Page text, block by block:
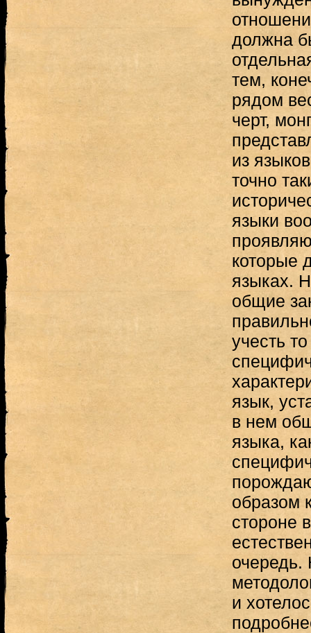
должна
тем,
рядом
черт,
из
точно
языки
которые
языках.
общие
учесть
язык,
в нем
языка,
образом
стороне
очередь.
и